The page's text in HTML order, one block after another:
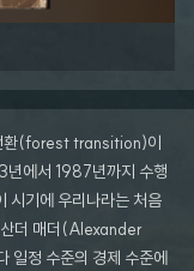
환(forest transition)이
년에서 1987년까지 수행
시기에 우리나라는 처음
산더 매더(Alexander
일정 수준의 경제 수준에